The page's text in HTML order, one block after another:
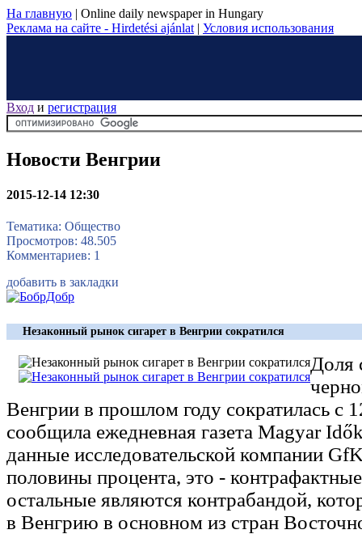
На главную | Online daily newspaper in Hungary
Реклама на сайте - Hirdetési ajánlat | Условия использования
Вход и регистрация
Новости Венгрии
2015-12-14 12:30
Тематика: Общество
Просмотров: 48.505
Комментариев: 1
добавить в закладки
Незаконный рынок сигарет в Венгрии сократился
Доля
Венгрии в прошлом году сократилась с
сообщила ежедневная газета Magyar
данные исследовательской компании
половины процента, это -
остальные являются контрабандой,
в Венгрию в основном из стран